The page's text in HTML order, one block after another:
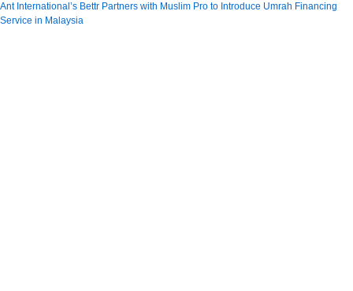
Ant International’s Bettr Partners with Muslim Pro to Introduce Umrah Financing
Service in Malaysia